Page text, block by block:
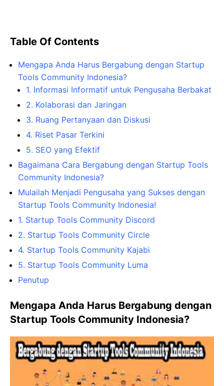
Table Of Contents
Mengapa Anda Harus Bergabung dengan Startup
Tools Community Indonesia?
1. Informasi Informatif untuk Pengusaha Berbakat
2. Kolaborasi dan Jaringan
3. Ruang Pertanyaan dan Diskusi
4. Riset Pasar Terkini
5. SEO yang Efektif
Bagaimana Cara Bergabung dengan Startup Tools
Community Indonesia?
Mulailah Menjadi Pengusaha yang Sukses dengan
Startup Tools Community Indonesia!
1. Startup Tools Community Discord
2. Startup Tools Community Circle
4. Startup Tools Community Kajabi
5. Startup Tools Community Luma
Penutup
Mengapa Anda Harus Bergabung dengan
Startup Tools Community Indonesia?